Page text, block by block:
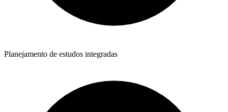
Planejamento de estudos integradas